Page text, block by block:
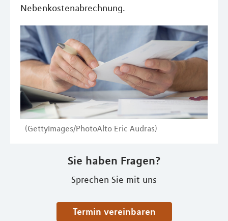
Nebenkostenabrechnung.
(GettyImages/PhotoAlto Eric Audras)
Sie haben Fragen?
Sprechen Sie mit uns
Termin vereinbaren